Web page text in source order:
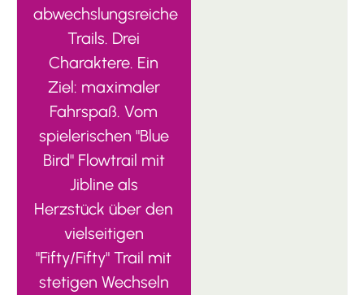
abwechslungsreiche
Trails. Drei
Charaktere. Ein
Ziel: maximaler
Fahrspaß. Vom
spielerischen "Blue
Bird" Flowtrail mit
Jibline als
Herzstück über den
vielseitigen
"Fifty/Fifty" Trail mit
stetigen Wechseln